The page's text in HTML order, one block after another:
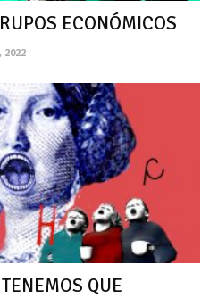
ECONÓMICOS
2022
QUE